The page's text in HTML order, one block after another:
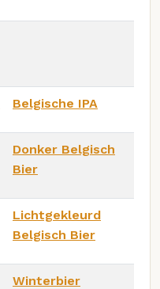
Belgische IPA
Donker Belgisch
Bier
Lichtgekleurd
Belgisch Bier
Winterbier